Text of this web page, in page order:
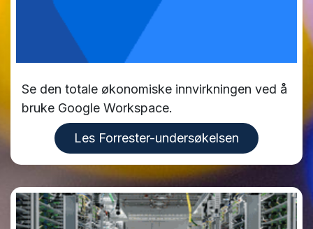
Se den totale økonomiske innvirkningen ved å
bruke Google Workspace.
Les Forrester-undersøkelsen